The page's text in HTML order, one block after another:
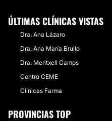
ÚLTIMAS CLÍNICAS VISTAS
Dra. Ana Lázaro
Dra. Ana María Brullo
Dra. Meritxell Camps
Centro CEME
Clínicas Farma
PROVINCIAS TOP